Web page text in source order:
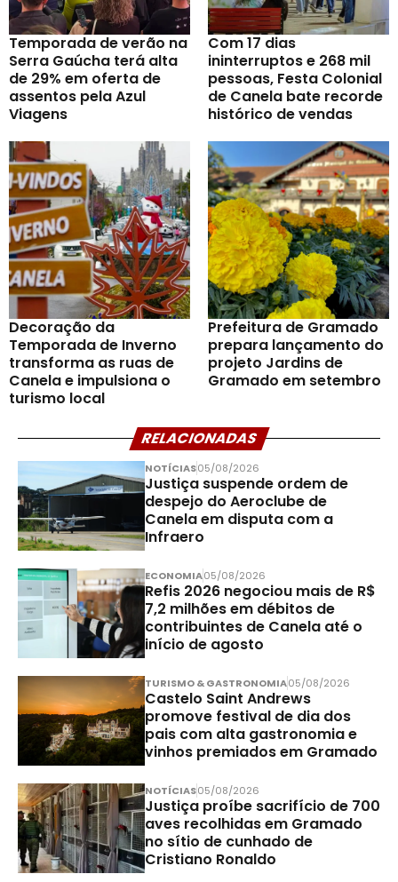
Temporada de verão na
Serra Gaúcha terá alta
de 29% em oferta de
assentos pela Azul
Viagens
Com 17 dias
ininterruptos e 268 mil
pessoas, Festa Colonial
de Canela bate recorde
histórico de vendas
Decoração da
Temporada de Inverno
transforma as ruas de
Canela e impulsiona o
turismo local
Prefeitura de Gramado
prepara lançamento do
projeto Jardins de
Gramado em setembro
RELACIONADAS
NOTÍCIAS05/08/2026
Justiça suspende ordem de
despejo do Aeroclube de
Canela em disputa com a
Infraero
ECONOMIA05/08/2026
Refis 2026 negociou mais de R$
7,2 milhões em débitos de
contribuintes de Canela até o
início de agosto
TURISMO & GASTRONOMIA05/08/2026
Castelo Saint Andrews
promove festival de dia dos
pais com alta gastronomia e
vinhos premiados em Gramado
NOTÍCIAS05/08/2026
Justiça proíbe sacrifício de 700
aves recolhidas em Gramado
no sítio de cunhado de
Cristiano Ronaldo